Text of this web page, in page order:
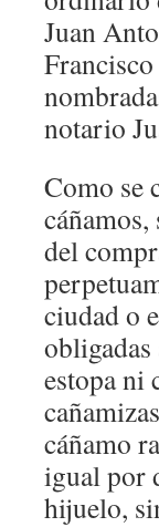
Juan
notario
Como se
cáñamos,
del
ciudad o
obligadas
estopa ni
cáñamo
igual por
hijuelo,